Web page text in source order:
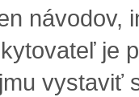
návodov,
je
vystaviť